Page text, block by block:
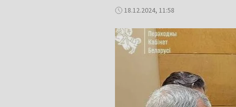
18.12.2024, 11:58